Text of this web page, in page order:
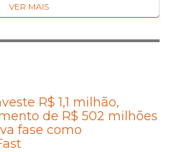
VER MAIS
R$ 1,1 milhão,
de R$ 502 milhões
fase como